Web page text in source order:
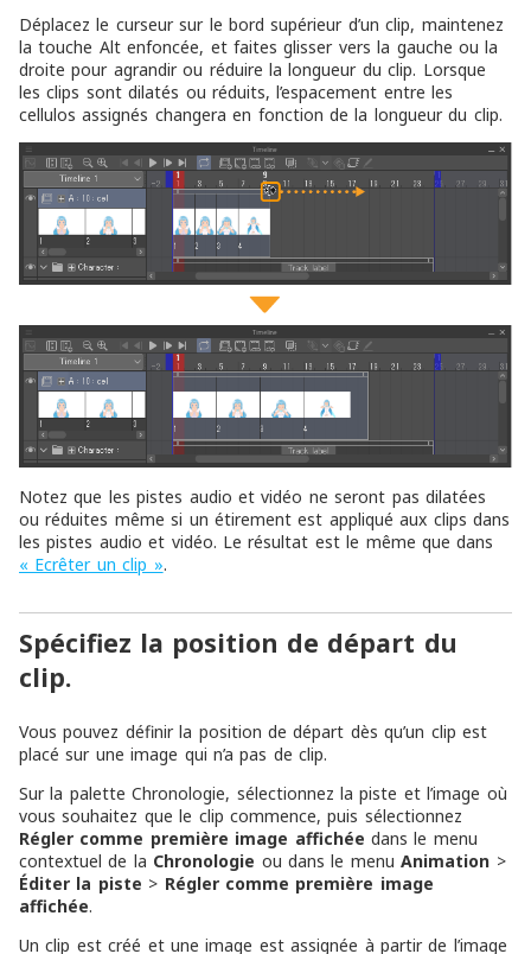
Déplacez le curseur sur le bord supérieur d’un clip, maintenez
la touche Alt enfoncée, et faites glisser vers la gauche ou la
droite pour agrandir ou réduire la longueur du clip. Lorsque
les clips sont dilatés ou réduits, l’espacement entre les
cellulos assignés changera en fonction de la longueur du clip.
Notez que les pistes audio et vidéo ne seront pas dilatées
ou réduites même si un étirement est appliqué aux clips dans
les pistes audio et vidéo. Le résultat est le même que dans
« Ecrêter un clip ».
Spécifiez la position de départ du
clip.
Vous pouvez définir la position de départ dès qu’un clip est
placé sur une image qui n’a pas de clip.
Sur la palette Chronologie, sélectionnez la piste et l’image où
vous souhaitez que le clip commence, puis sélectionnez
Régler comme première image affichée dans le menu
contextuel de la Chronologie ou dans le menuAnimation >
Éditer la piste > Régler comme première image
affichée.
Un clip est créé et une image est assignée à partir de l’image